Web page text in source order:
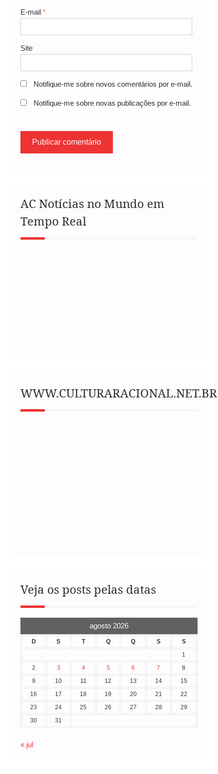
E-mail *
Site
Notifique-me sobre novos comentários por e-mail.
Notifique-me sobre novas publicações por e-mail.
AC Notícias no Mundo em
Tempo Real
WWW.CULTURARACIONAL.NET.BR
Veja os posts pelas datas
agosto 2026
D S T Q Q S
S
1
2
3 4 5 6 7
8
9
10 11 12 13 14
15
16
17 18 19 20 21
22
23
24 25 26 27 28
29
30
31
« jul